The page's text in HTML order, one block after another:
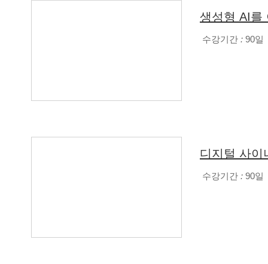
생성형 AI를
수강기간 : 90일
디지털 사이
수강기간 : 90일